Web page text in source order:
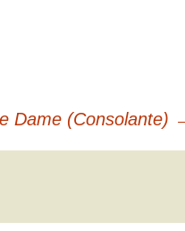
Equipe
Dame (Consolante)